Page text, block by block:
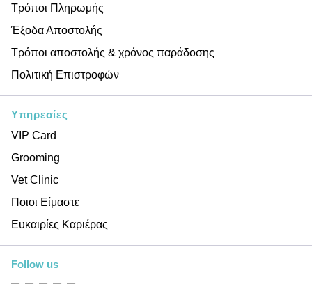
Τρόποι Πληρωμής
Έξοδα Αποστολής
Τρόποι αποστολής & χρόνος παράδοσης
Πολιτική Επιστροφών
Υπηρεσίες
VIP Card
Grooming
Vet Clinic
Ποιοι Είμαστε
Ευκαιρίες Καριέρας
Follow us